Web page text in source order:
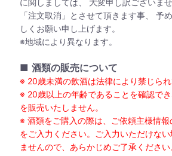
に関しましては、 大変申し訳ございま
「注文取消」とさせて頂きます事、 予
しくお願い申し上げます。
※地域により異なります。
■ 酒類の販売について
※ 20歳未満の飲酒は法律により禁じられ
※ 20歳以上の年齢であることを確認で
を販売いたしません。
※ 酒類をご購入の際は、ご依頼主様情報
をご入力ください。ご入力いただけな
ませんので、あらかじめご了承ください